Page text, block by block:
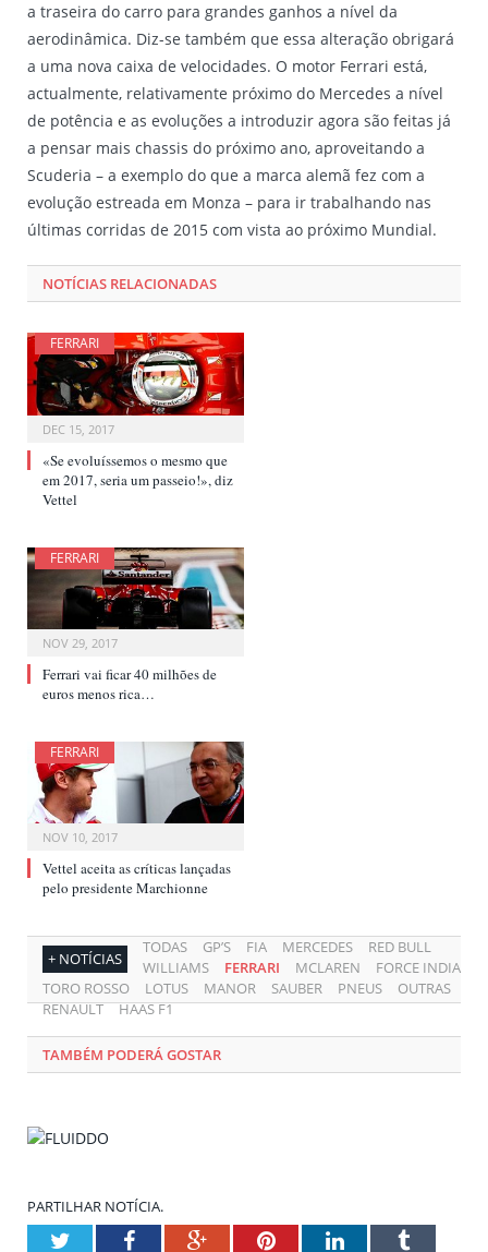
a traseira do carro para grandes ganhos a nível da
aerodinâmica. Diz-se também que essa alteração obrigará
a uma nova caixa de velocidades. O motor Ferrari está,
actualmente, relativamente próximo do Mercedes a nível
de potência e as evoluções a introduzir agora são feitas já
a pensar mais chassis do próximo ano, aproveitando a
Scuderia – a exemplo do que a marca alemã fez com a
evolução estreada em Monza – para ir trabalhando nas
últimas corridas de 2015 com vista ao próximo Mundial.
NOTÍCIAS RELACIONADAS
FERRARI
DEC 15, 2017
«Se evoluíssemos o mesmo que
em 2017, seria um passeio!», diz
Vettel
FERRARI
NOV 29, 2017
Ferrari vai ficar 40 milhões de
euros menos rica…
FERRARI
NOV 10, 2017
Vettel aceita as críticas lançadas
pelo presidente Marchionne
+ NOTÍCIAS
TODAS GP’S FIA MERCEDES
RED BULL
WILLIAMS
FERRARI MCLAREN
FORCE INDIA
TORO ROSSO
LOTUS MANOR SAUBER PNEUS
OUTRAS
RENAULT
HAAS F1
TAMBÉM PODERÁ GOSTAR
PARTILHAR NOTÍCIA.
TwitterFacebookGoogle+PinterestLinkedInTumblr